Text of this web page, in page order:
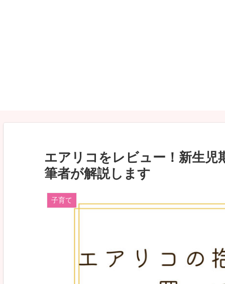
エアリコをレビュー！新生児
筆者が解説します
子育て